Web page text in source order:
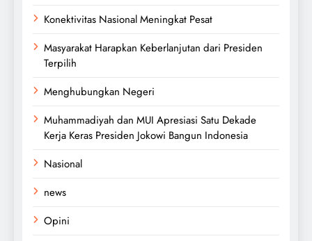
Konektivitas Nasional Meningkat Pesat
Masyarakat Harapkan Keberlanjutan dari Presiden
Terpilih
Menghubungkan Negeri
Muhammadiyah dan MUI Apresiasi Satu Dekade
Kerja Keras Presiden Jokowi Bangun Indonesia
Nasional
news
Opini